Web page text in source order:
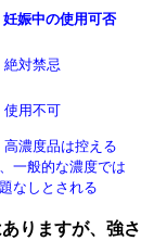
妊娠中の使用可否
絶対禁忌
使用不可
高濃度品は控える
一般的な濃度では
なしとされる
りますが、強さ